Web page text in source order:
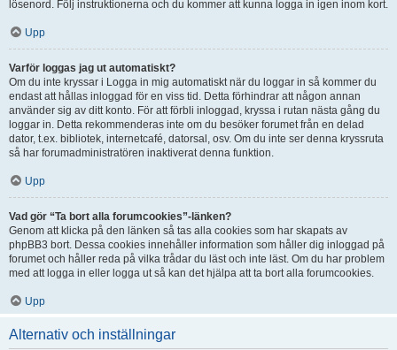
lösenord. Följ instruktionerna och du kommer att kunna logga in igen inom kort.
Upp
Varför loggas jag ut automatiskt?
Om du inte kryssar i Logga in mig automatiskt när du loggar in så kommer du
endast att hållas inloggad för en viss tid. Detta förhindrar att någon annan
använder sig av ditt konto. För att förbli inloggad, kryssa i rutan nästa gång du
loggar in. Detta rekommenderas inte om du besöker forumet från en delad
dator, t.ex. bibliotek, internetcafé, datorsal, osv. Om du inte ser denna kryssruta
så har forumadministratören inaktiverat denna funktion.
Upp
Vad gör “Ta bort alla forumcookies”-länken?
Genom att klicka på den länken så tas alla cookies som har skapats av
phpBB3 bort. Dessa cookies innehåller information som håller dig inloggad på
forumet och håller reda på vilka trådar du läst och inte läst. Om du har problem
med att logga in eller logga ut så kan det hjälpa att ta bort alla forumcookies.
Upp
Alternativ och inställningar